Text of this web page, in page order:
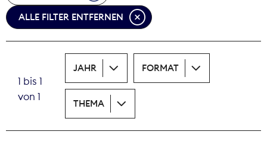
Pressefreiheit
Print
Recht
Tarifpolitik
Theodor-Wolff-Preis
ALLE FILTER ENTFERNEN
1 bis 1
von 1
JAHR FORMAT
THEMA